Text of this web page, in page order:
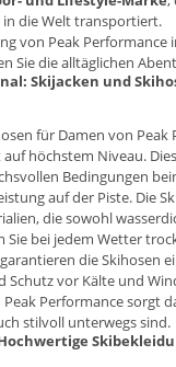
in die Welt transportiert.
von Peak Performance
Sie die alltäglichen
Skijacken und
für Damen von Peak
höchstem Niveau.
Bedingungen
auf der Piste. Die
die sowohl
Sie bei jedem Wetter
die Skihosen
Schutz vor Kälte und
Performance sorgt
stilvoll unterwegs sind.